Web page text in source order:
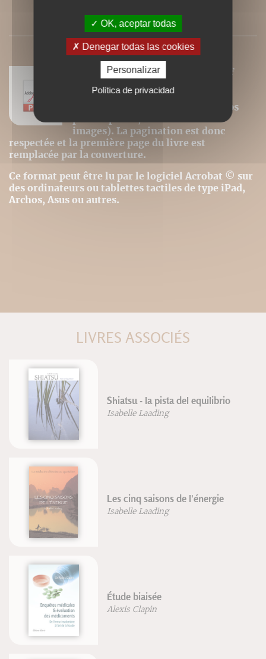
PRESSE
Nos ebooks sont des versions PDF
homothétiques des livres de nos
catalogues. Ils ne sont donc pas
modifiables (changement de corps
pour la police, modification des
images). La pagination est donc
respectée et la première page du livre est
remplacée par la couverture.
Ce format peut être lu par le logiciel Acrobat © sur
des ordinateurs ou tablettes tactiles de type iPad,
Archos, Asus ou autres.
LIVRES ASSOCIÉS
Shiatsu - la pista del equilibrio
Isabelle Laading
Les cinq saisons de l'énergie
Isabelle Laading
Étude biaisée
Alexis Clapin
OK, aceptar todas
Denegar todas las cookies
Personalizar
Política de privacidad